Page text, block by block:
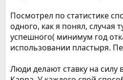
Посмотрел по статистике
одного, как я понял, случая
успешного( минимум год
использовании пластыря.
Люди делают ставку на силу